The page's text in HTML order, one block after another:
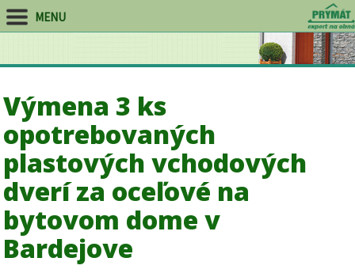
MENU
Výmena 3 ks
opotrebovaných
plastových vchodových
dverí za oceľové na
bytovom dome v
Bardejove